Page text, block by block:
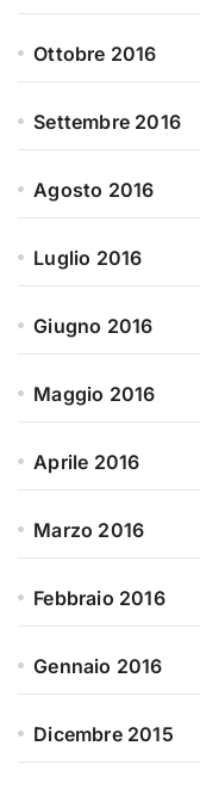
Ottobre 2016
Settembre 2016
Agosto 2016
Luglio 2016
Giugno 2016
Maggio 2016
Aprile 2016
Marzo 2016
Febbraio 2016
Gennaio 2016
Dicembre 2015